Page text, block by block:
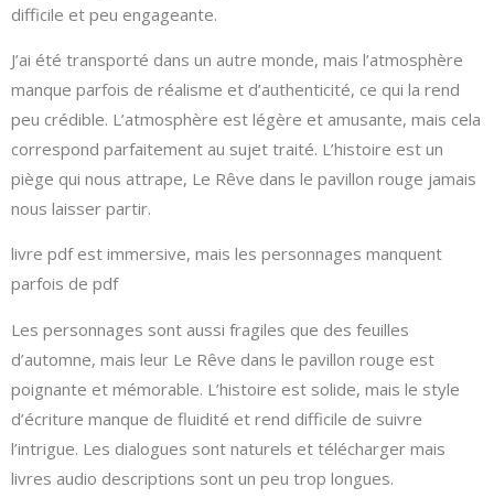
difficile et peu engageante.
J’ai été transporté dans un autre monde, mais l’atmosphère
manque parfois de réalisme et d’authenticité, ce qui la rend
peu crédible. L’atmosphère est légère et amusante, mais cela
correspond parfaitement au sujet traité. L’histoire est un
piège qui nous attrape, Le Rêve dans le pavillon rouge jamais
nous laisser partir.
livre pdf est immersive, mais les personnages manquent
parfois de pdf
Les personnages sont aussi fragiles que des feuilles
d’automne, mais leur Le Rêve dans le pavillon rouge est
poignante et mémorable. L’histoire est solide, mais le style
d’écriture manque de fluidité et rend difficile de suivre
l’intrigue. Les dialogues sont naturels et télécharger mais
livres audio descriptions sont un peu trop longues.